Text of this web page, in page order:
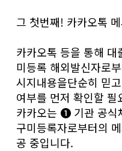
그 첫번째! 카카오톡
카카오톡 등을 통해 대
미등록 해외발신자로
시지내용을단순히 믿
여부를 먼저 확인할 필
카카오는 ➊ 기관 공식
구미등록자로부터의
공 중입니다.